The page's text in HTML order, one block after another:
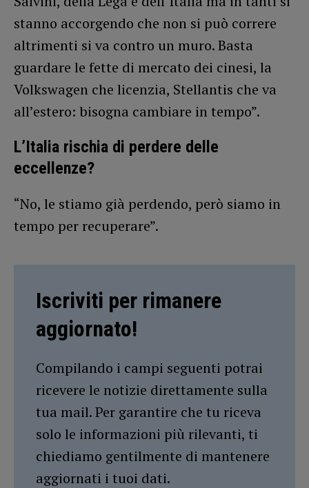
stanno accorgendo che non si può correre
altrimenti si va contro un muro. Basta
guardare le fette di mercato dei cinesi, la
Volkswagen che licenzia, Stellantis che va
all’estero: bisogna cambiare in tempo”.
L’Italia rischia di perdere delle
eccellenze?
“No, le stiamo già perdendo, però siamo in
tempo per recuperare”.
Iscriviti per rimanere
aggiornato!
Compilando i campi seguenti potrai
ricevere le notizie direttamente sulla
tua mail. Per garantire che tu riceva
solo le informazioni più rilevanti, ti
chiediamo gentilmente di mantenere
aggiornati i tuoi dati.